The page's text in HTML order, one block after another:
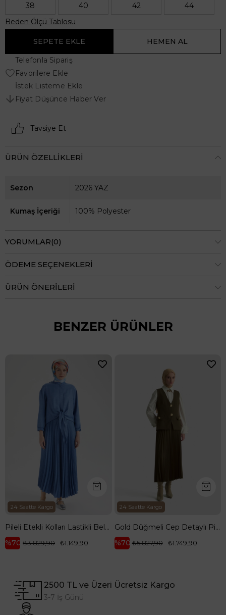
38
40 42
44
Beden Ölçü Tablosu
Telefonla Sipariş
Favorilere Ekle
İstek Listeme Ekle
Fiyat Düşünce Haber Ver
Tavsiye Et
ÜRÜN ÖZELLIKLERI
Sezon 2026 YAZ
Kumaş İçeriği 100% Polyester
YORUMLAR(0)
ÖDEME SEÇENEKLERI
ÜRÜN ÖNERILERI
BENZER ÜRÜNLER
24 Saatte Kargo
Pileli Etekli Kolları Lastikli Belden Kurdele Detaylı Etekli İkili Takım-Mavi 25YT656
%70
₺1.149,90
₺3.829,90
24 Saatte Kargo
Gold Düğmeli Cep Detaylı Pilise Etekli Yelekli İkili Takım-Yağ Yeşili 25KT643
%70
₺1.749,90
₺5.827,90
2500 TL ve Üzeri Ücretsiz Kargo
3-7 İş Günü